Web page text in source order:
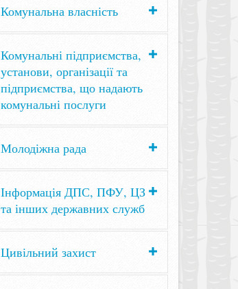
Комунальна власність
Комунальні підприємства,
установи, організації та
підприємства, що надають
комунальні послуги
Молодіжна рада
Інформація ДПС, ПФУ, ЦЗ
та інших державних служб
Цивільний захист